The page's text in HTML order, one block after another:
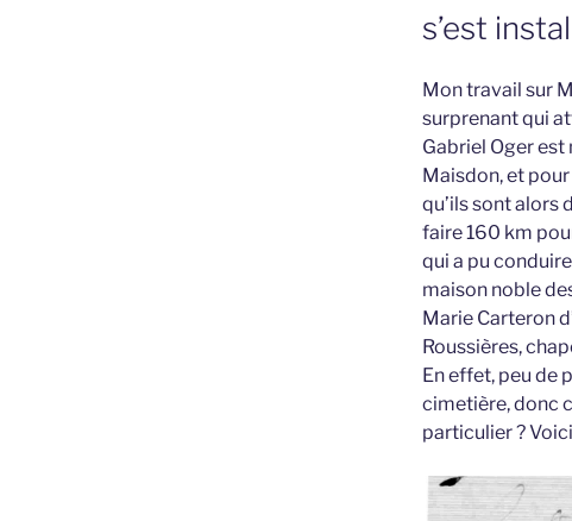
s’est
Mon travail sur
surprenant qui
Gabriel Oger est
Maisdon, et
qu’ils sont alors
faire 160 km
qui a pu
maison noble
Marie Carteron
Roussières,
En effet, peu de
cimetière, donc
particulier ?